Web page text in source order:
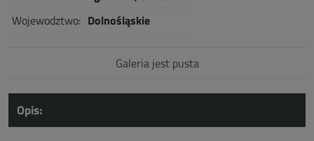
Wojewodztwo: Dolnośląskie
Galeria jest pusta
Opis: